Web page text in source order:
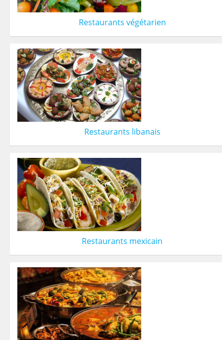
Restaurants végétarien
Restaurants libanais
Restaurants mexicain